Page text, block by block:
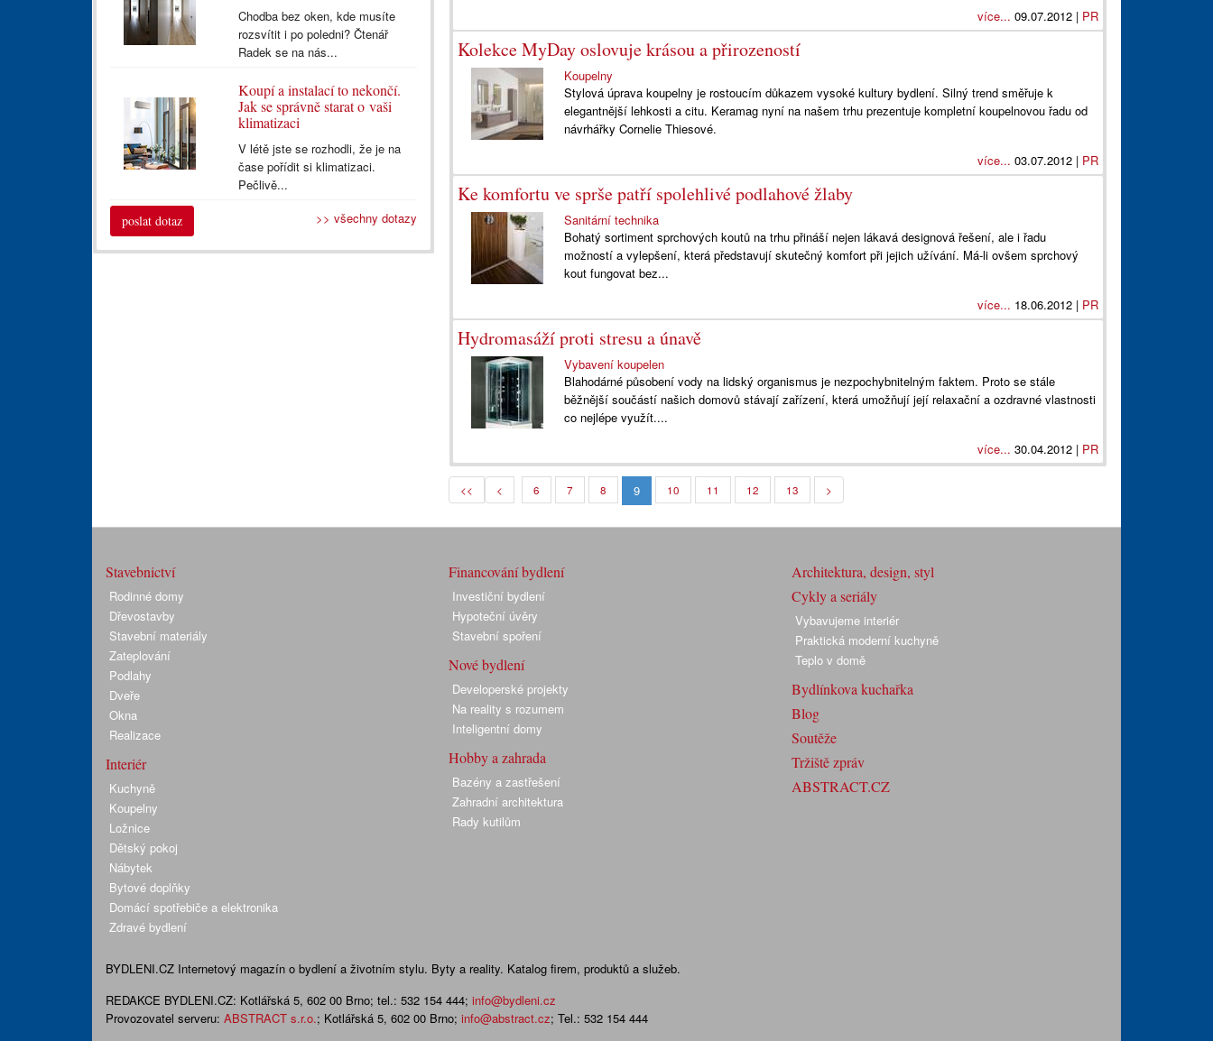
více... 09.07.2012 | PR
Kolekce MyDay oslovuje krásou a přirozeností
Koupelny
Stylová úprava koupelny je rostoucím důkazem vysoké kultury bydlení. Silný trend směřuje k
elegantnější lehkosti a citu. Keramag nyní na našem trhu prezentuje kompletní koupelnovou řadu od
návrhářky Cornelie Thiesové.
více... 03.07.2012 | PR
Ke komfortu ve sprše patří spolehlivé podlahové žlaby
Sanitární technika
Bohatý sortiment sprchových koutů na trhu přináší nejen lákavá designová řešení, ale i řadu
možností a vylepšení, která představují skutečný komfort při jejich užívání. Má-li ovšem sprchový
kout fungovat bez...
více... 18.06.2012 | PR
Hydromasáží proti stresu a únavě
Vybavení koupelen
Blahodárné působení vody na lidský organismus je nezpochybnitelným faktem. Proto se stále
běžnější součástí našich domovů stávají zařízení, která umožňují její relaxační a ozdravné vlastnosti
co nejlépe využít....
více... 30.04.2012 | PR
<< < 6 7 8 9 10 11 12 13 >
Chodba bez oken, kde musíte
rozsvítit i po poledni? Čtenář
Radek se na nás...
Koupí a instalací to nekončí.
Jak se správně starat o vaši
klimatizaci
V létě jste se rozhodli, že je na
čase pořídit si klimatizaci.
Pečlivě...
poslat dotaz >> všechny dotazy
Stavebnictví
Rodinné domy
Dřevostavby
Stavební materiály
Zateplování
Podlahy
Dveře
Okna
Realizace
Interiér
Kuchyně
Koupelny
Ložnice
Dětský pokoj
Nábytek
Bytové doplňky
Domácí spotřebiče a elektronika
Zdravé bydlení
Financování bydlení
Investiční bydlení
Hypoteční úvěry
Stavební spoření
Nové bydlení
Developerské projekty
Na reality s rozumem
Inteligentní domy
Hobby a zahrada
Bazény a zastřešení
Zahradní architektura
Rady kutilům
Architektura, design, styl
Cykly a seriály
Vybavujeme interiér
Praktická moderní kuchyně
Teplo v domě
Bydlínkova kuchařka
Blog
Soutěže
Tržiště zpráv
ABSTRACT.CZ
BYDLENI.CZ Internetový magazín o bydlení a životním stylu. Byty a reality. Katalog firem, produktů a služeb.
REDAKCE BYDLENI.CZ: Kotlářská 5, 602 00 Brno; tel.: 532 154 444; info@bydleni.cz
Provozovatel serveru: ABSTRACT s.r.o.; Kotlářská 5, 602 00 Brno; info@abstract.cz; Tel.: 532 154 444